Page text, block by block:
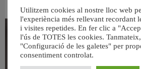
Utilitzem cookies al nostre lloc web
l'experiència més rellevant recordant
i visites repetides. En fer clic a
l'ús de TOTES les cookies.
"Configuració de les galetes" per
consentiment controlat.